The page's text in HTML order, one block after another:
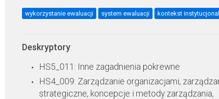
wykorzystanie ewaluacji system ewaluacji kontekst
Deskryptory:
HS5_011: Inne zagadnienia pokrewne
HS4_009: Zarządzanie organizacjami,
strategiczne, koncepcje i metody zarządzania,